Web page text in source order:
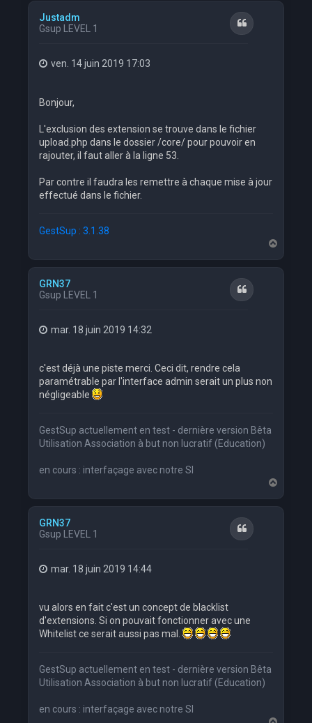
Justadm
Gsup LEVEL 1
Citation
ven. 14 juin 2019 17:03
Bonjour,
L'exclusion des extension se trouve dans le fichier
upload.php dans le dossier /core/ pour pouvoir en
rajouter, il faut aller à la ligne 53.
Par contre il faudra les remettre à chaque mise à jour
effectué dans le fichier.
GestSup : 3.1.38
a
GRN37
Gsup LEVEL 1
Citation
mar. 18 juin 2019 14:32
c'est déjà une piste merci. Ceci dit, rendre cela
paramétrable par l'interface admin serait un plus non
négligeable
GestSup actuellement en test - dernière version Bêta
Utilisation Association à but non lucratif (Education)
en cours : interfaçage avec notre SI
a
GRN37
Gsup LEVEL 1
Citation
mar. 18 juin 2019 14:44
vu alors en fait c'est un concept de blacklist
d'extensions. Si on pouvait fonctionner avec une
Whitelist ce serait aussi pas mal.
GestSup actuellement en test - dernière version Bêta
Utilisation Association à but non lucratif (Education)
en cours : interfaçage avec notre SI